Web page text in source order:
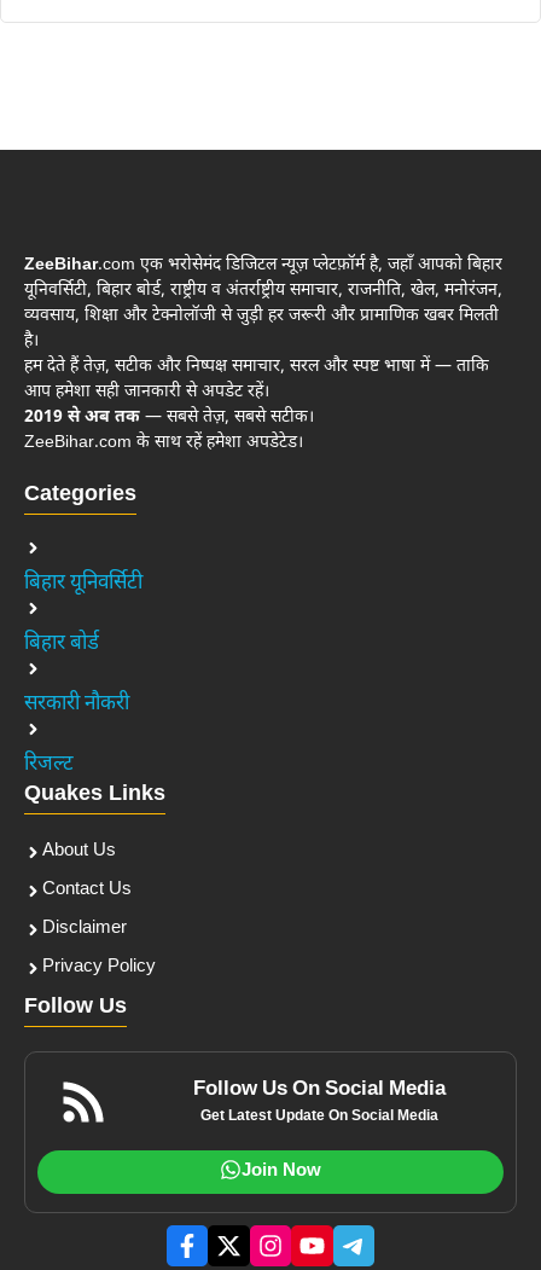
ZeeBihar.com एक भरोसेमंद डिजिटल न्यूज़ प्लेटफ़ॉर्म है, जहाँ आपको बिहार
यूनिवर्सिटी, बिहार बोर्ड, राष्ट्रीय व अंतर्राष्ट्रीय समाचार, राजनीति, खेल, मनोरंजन,
व्यवसाय, शिक्षा और टेक्नोलॉजी से जुड़ी हर जरूरी और प्रामाणिक खबर मिलती
है।
हम देते हैं तेज़, सटीक और निष्पक्ष समाचार, सरल और स्पष्ट भाषा में — ताकि
आप हमेशा सही जानकारी से अपडेट रहें।
2019 से अब तक — सबसे तेज़, सबसे सटीक।
ZeeBihar.com के साथ रहें हमेशा अपडेटेड।
Categories
बिहार यूनिवर्सिटी
बिहार बोर्ड
सरकारी नौकरी
रिजल्ट
Quakes Links
About Us
Contact Us
Disclaimer
Privacy Policy
Follow Us
Follow Us On Social Media
Get Latest Update On Social Media
Join Now